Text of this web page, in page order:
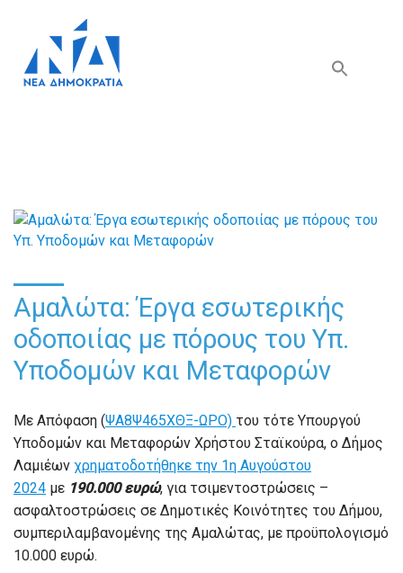
Αμαλώτα: Έργα εσωτερικής
οδοποιίας με πόρους του Υπ.
Υποδομών και Μεταφορών
Με Απόφαση (ΨΑ8Ψ465ΧΘΞ-ΩΡΟ) του τότε Υπουργού
Υποδομών και Μεταφορών Χρήστου Σταϊκούρα, ο Δήμος
Λαμιέων χρηματοδοτήθηκε την 1η Αυγούστου
2024 με 190.000 ευρώ, για τσιμεντοστρώσεις –
ασφαλτοστρώσεις σε Δημοτικές Κοινότητες του Δήμου,
συμπεριλαμβανομένης της Αμαλώτας, με προϋπολογισμό
10.000 ευρώ.